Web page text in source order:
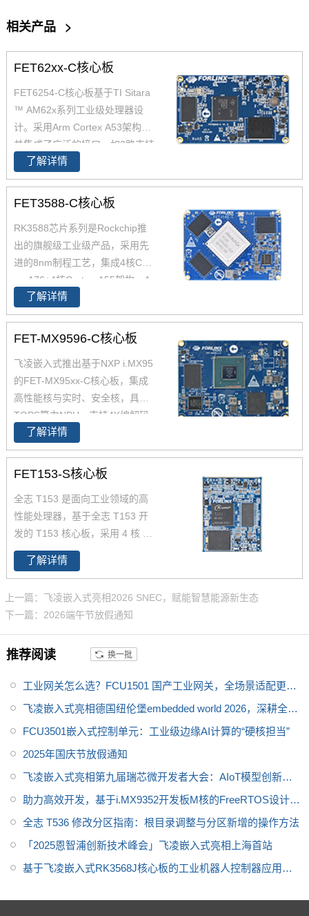
相关产品 >
FET62xx-C核心板
FET6254-C核心板基于TI Sitara
™ AM62x系列工业级处理器设
计。采用Arm Cortex A53架构，
并集成了广泛的接口，如2路支持
TSN的千兆以太网、USB 2.0CA
N-FD，AM6254核心板兼容AM6
2x全系列处理器，提供单核、双
容，飞凌嵌入式已经适配AM625
4 AM6231 AM6232三款芯片为
您带来灵活的成本组合方案，AM
如人机界面(HMI)、工业计算机、
边缘计算、零售自动化、充电桩
控制单元(TCU)、医疗设备等。
了解详情
FET3588-C核心板
RK3588芯片系列是Rockchip推
出的旗舰级工业级产品，采用先
进的8nm制程工艺，集成4核Cort
ex-A76+4核Cortex-A55架构，A
76主频高达2.4GHz，A55核主频
高达1.8GHz，能够提供强大的性
能支撑。飞凌FET3588-C核心板
力测试，确保在高端应用中能够
稳定运行。您可以通过飞凌提供
的rk3588开发套件充分评估和验
了解详情
FET-MX9596-C核心板
飞凌嵌入式推出基于NXP i.MX95
的FET-MX95xx-C核心板，集成
高性能核与实时、安全核，具备2
TOPS算力NPU，支持4K编解码
和图形加速，适用于边缘计算、
汽车、工业物联网等领域。i.MX9
5核心板原生支持多种接口，开发
次开发。飞凌作为NXP金牌伙
伴，提供高性能、工业级嵌入式
解决方案，助您产品快速上市，
领先行业。选择i.MX95核心板，
选择飞凌。
了解详情
FET153-S核心板
全志 T153 是面向工业领域的高
性能处理器， 基于全志 T153 开
发的 T153 核心板， 采用 4 核 C
ortex-A7+64 位 RISC-V 异构架
构，主频达 1.6GHz（A7）+600
处理与实时控制需求。原生支持
3 路 GMAC 千兆以太网、2 路 C
AN-FD、LocalBus 并行总线，接
口资源丰富，cpu引脚全引出，
0% 国产工业级元器件，-40℃~8
5℃宽温稳定运行，支持国密算法
且提供 10-15 年供货保障，助力
用户产品快速落地。
了解详情
上一篇：飞凌嵌入式亮相2026 SNEC，赋能智慧能源新生态
下一篇：2026端午节放假通知
推荐阅读 换一批
工业网关怎么选？FCU1501 国产工业网关，全场景适配更可
靠
飞凌嵌入式亮相德国纽伦堡embedded world 2026，深耕全球
嵌入式市场！
FCU3501嵌入式控制单元：工业级边缘AI计算的“硬核担当”
2025年国庆节放假通知
飞凌嵌入式亮相第九届瑞芯微开发者大会：AIoT模型创新重
做产品
助力高效开发，基于i.MX9352开发板M核的FreeRTOS设计例
程
全志 T536 修改分区指南：根目录调整与分区新增的操作方法
「2025恩智浦创新技术峰会」飞凌嵌入式亮相上海首站
基于飞凌嵌入式RK3568J核心板的工业机器人控制器应用方